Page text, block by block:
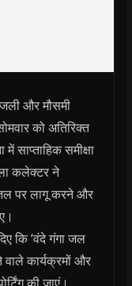
और मौसमी
को अतिरिक्त
साप्ताहिक समीक्षा
कलेक्टर ने
पर लागू करने और
कि ‘वंदे गंगा जल
कार्यक्रमों और